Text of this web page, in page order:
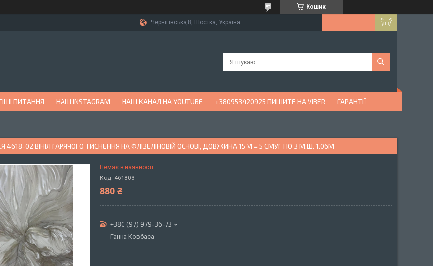
Кошик
Чернігівська,8, Шостка, Україна
ПИТАННЯ НАШ INSTAGRAM НАШ КАНАЛ НА YOUTUBE +380953420925 ПИШИТЕ НА VIBER ГАРАНТІЇ
4618-02 ВІНІЛ ГАРЯЧОГО ТИСНЕННЯ НА ФЛІЗЕЛІНОВІЙ ОСНОВІ, ДОВЖИНА 15 М = 5 СМУГ ПО 3 М.Ш. 1.06М
Немає в наявності
Код: 461803
880 ₴
+380 (97) 979-36-73
Ганна Ковбаса